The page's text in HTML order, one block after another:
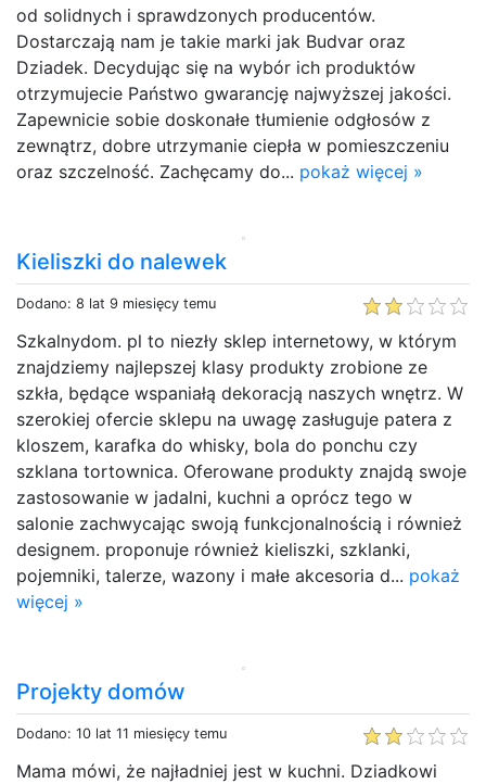
od solidnych i sprawdzonych producentów.
Dostarczają nam je takie marki jak Budvar oraz
Dziadek. Decydując się na wybór ich produktów
otrzymujecie Państwo gwarancję najwyższej jakości.
Zapewnicie sobie doskonałe tłumienie odgłosów z
zewnątrz, dobre utrzymanie ciepła w pomieszczeniu
oraz szczelność. Zachęcamy do... pokaż więcej »
Kieliszki do nalewek
Dodano: 8 lat 9 miesięcy temu
Szkalnydom. pl to niezły sklep internetowy, w którym
znajdziemy najlepszej klasy produkty zrobione ze
szkła, będące wspaniałą dekoracją naszych wnętrz. W
szerokiej ofercie sklepu na uwagę zasługuje patera z
kloszem, karafka do whisky, bola do ponchu czy
szklana tortownica. Oferowane produkty znajdą swoje
zastosowanie w jadalni, kuchni a oprócz tego w
salonie zachwycając swoją funkcjonalnością i również
designem. proponuje również kieliszki, szklanki,
pojemniki, talerze, wazony i małe akcesoria d... pokaż
więcej »
Projekty domów
Dodano: 10 lat 11 miesięcy temu
Mama mówi, że najładniej jest w kuchni. Dziadkowi